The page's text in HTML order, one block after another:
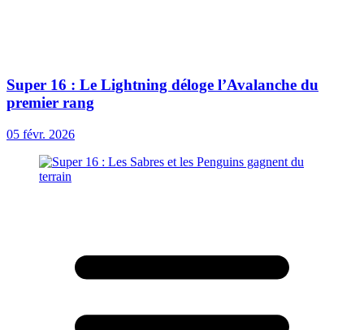
Super 16 : Le Lightning déloge l’Avalanche du
premier rang
05 févr. 2026